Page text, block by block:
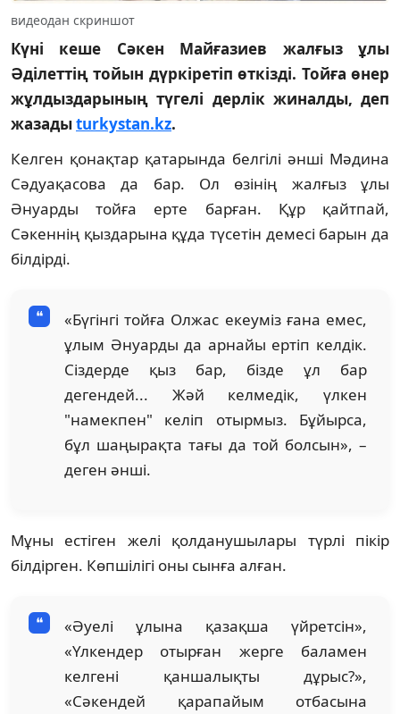
видеодан скриншот
Күні кеше Сәкен Майғазиев жалғыз ұлы
Әділеттің тойын дүркіретіп өткізді. Тойға өнер
жұлдыздарының түгелі дерлік жиналды, деп
жазадыturkystan.kz.
Келген қонақтар қатарында белгілі әнші Мәдина
Сәдуақасова да бар. Ол өзінің жалғыз ұлы
Әнуарды тойға ерте барған. Құр қайтпай,
Сәкеннің қыздарына құда түсетін демесі барын да
білдірді.
«Бүгінгі тойға Олжас екеуміз ғана емес,
ұлым Әнуарды да арнайы ертіп келдік.
Сіздерде қыз бар, бізде ұл бар
дегендей... Жәй келмедік, үлкен
"намекпен" келіп отырмыз. Бұйырса,
бұл шаңырақта тағы да той болсын», –
деген әнші.
Мұны естіген желі қолданушылары түрлі пікір
білдірген. Көпшілігі оны сынға алған.
«Әуелі ұлына қазақша үйретсін»,
«Үлкендер отырған жерге баламен
келгені қаншалықты дұрыс?»,
«Сәкендей қарапайым отбасына